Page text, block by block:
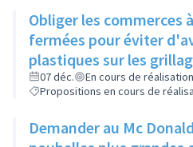
Obliger les commerces
fermées pour éviter
plastiques sur les
Boucherie André
07 déc.
En cours de réalisation
Propositions en cours de
Demander au Mc